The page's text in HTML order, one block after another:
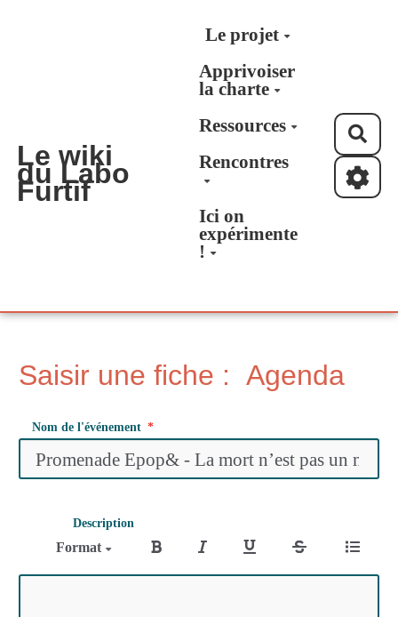
Aller au contenu principal
Le wiki
du Labo
Furtif
Le projet
Apprivoiser
la charte
Ressources
Rencontres
Ici on
expérimente
!
Saisir une fiche : Agenda
Nom de l'événement
Description
Format